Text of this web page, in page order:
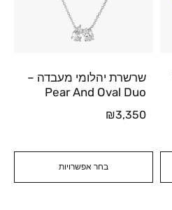
בחר אפשרויות
שרשרת יהלומי מעבדה –
Pear And Oval Duo
₪3,350